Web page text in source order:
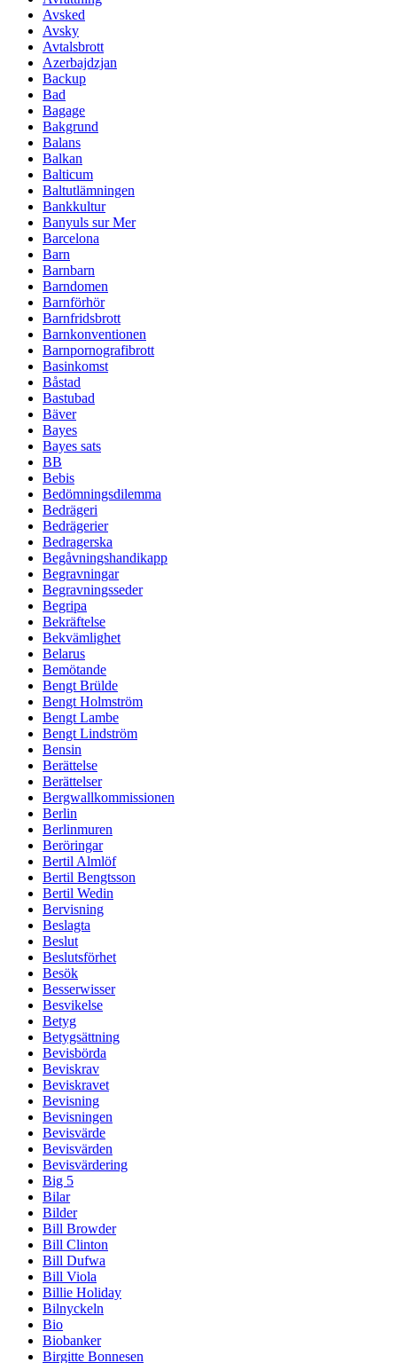
Avsked
Avsky
Avtalsbrott
Azerbajdzjan
Backup
Bad
Bagage
Bakgrund
Balans
Balkan
Balticum
Baltutlämningen
Bankkultur
Banyuls sur Mer
Barcelona
Barn
Barnbarn
Barndomen
Barnförhör
Barnfridsbrott
Barnkonventionen
Barnpornografibrott
Basinkomst
Båstad
Bastubad
Bäver
Bayes
Bayes sats
BB
Bebis
Bedömningsdilemma
Bedrägeri
Bedrägerier
Bedragerska
Begåvningshandikapp
Begravningar
Begravningsseder
Begripa
Bekräftelse
Bekvämlighet
Belarus
Bemötande
Bengt Brülde
Bengt Holmström
Bengt Lambe
Bengt Lindström
Bensin
Berättelse
Berättelser
Bergwallkommissionen
Berlin
Berlinmuren
Beröringar
Bertil Almlöf
Bertil Bengtsson
Bertil Wedin
Bervisning
Beslagta
Beslut
Beslutsförhet
Besök
Besserwisser
Besvikelse
Betyg
Betygsättning
Bevisbörda
Beviskrav
Beviskravet
Bevisning
Bevisningen
Bevisvärde
Bevisvärden
Bevisvärdering
Big 5
Bilar
Bilder
Bill Browder
Bill Clinton
Bill Dufwa
Bill Viola
Billie Holiday
Bilnyckeln
Bio
Biobanker
Birgitte Bonnesen